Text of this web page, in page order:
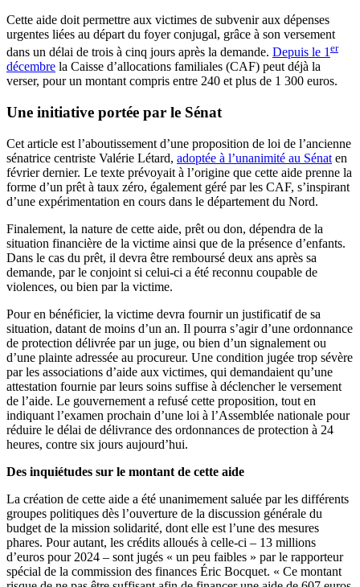
Cette aide doit permettre aux victimes de subvenir aux dépenses
urgentes liées au départ du foyer conjugal, grâce à son versement
dans un délai de trois à cinq jours après la demande. Depuis le 1 er
décembre la Caisse d’allocations familiales (CAF) peut déjà la
verser, pour un montant compris entre 240 et plus de 1 300 euros.
Une initiative portée par le Sénat
Cet article est l’aboutissement d’une proposition de loi de l’ancienne
sénatrice centriste Valérie Létard, adoptée à l’unanimité au Sénat en
février dernier. Le texte prévoyait à l’origine que cette aide prenne la
forme d’un prêt à taux zéro, également géré par les CAF, s’inspirant
d’une expérimentation en cours dans le département du Nord.
Finalement, la nature de cette aide, prêt ou don, dépendra de la
situation financière de la victime ainsi que de la présence d’enfants.
Dans le cas du prêt, il devra être remboursé deux ans après sa
demande, par le conjoint si celui-ci a été reconnu coupable de
violences, ou bien par la victime.
Pour en bénéficier, la victime devra fournir un justificatif de sa
situation, datant de moins d’un an. Il pourra s’agir d’une ordonnance
de protection délivrée par un juge, ou bien d’un signalement ou
d’une plainte adressée au procureur. Une condition jugée trop sévère
par les associations d’aide aux victimes, qui demandaient qu’une
attestation fournie par leurs soins suffise à déclencher le versement
de l’aide. Le gouvernement a refusé cette proposition, tout en
indiquant l’examen prochain d’une loi à l’Assemblée nationale pour
réduire le délai de délivrance des ordonnances de protection à 24
heures, contre six jours aujourd’hui.
Des inquiétudes sur le montant de cette aide
La création de cette aide a été unanimement saluée par les différents
groupes politiques dès l’ouverture de la discussion générale du
budget de la mission solidarité, dont elle est l’une des mesures
phares. Pour autant, les crédits alloués à celle-ci – 13 millions
d’euros pour 2024 – sont jugés « un peu faibles » par le rapporteur
spécial de la commission des finances Éric Bocquet. « Ce montant